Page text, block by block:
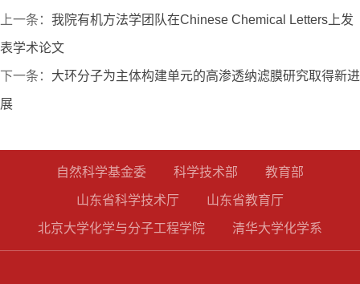
上一条： 我院有机方法学团队在Chinese Chemical Letters上发
表学术论文
下一条： 大环分子为主体构建单元的高渗透纳滤膜研究取得新进
展
自然科学基金委 科学技术部 教育部
山东省科学技术厅 山东省教育厅
北京大学化学与分子工程学院 清华大学化学系